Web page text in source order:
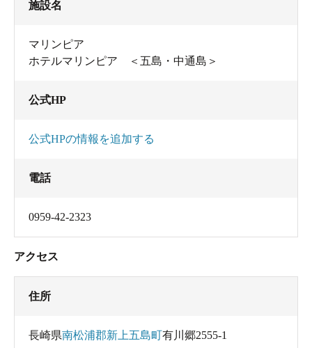
施設名
マリンピア
ホテルマリンピア ＜五島・中通島＞
公式HP
公式HPの情報を追加する
電話
0959-42-2323
アクセス
住所
長崎県南松浦郡新上五島町有川郷2555-1